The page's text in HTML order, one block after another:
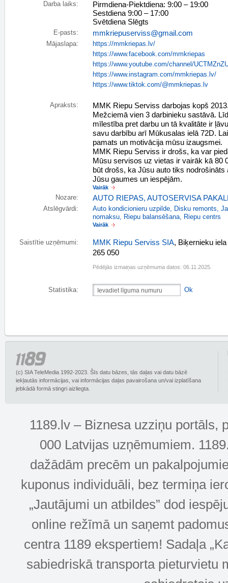
Darba laiks:
Pirmdiena-Piektdiena: 9:00 – 19:00
Sestdiena 9:00 – 17:00
Svētdiena Slēgts
E-pasts: mmkriepuserviss@gmail.com
Mājaslapa:
https://mmkriepas.lv/
https://www.facebook.com/mmkriepas
https://www.youtube.com/channel/
https://www.instagram.com/mmkriepas.lv/
https://www.tiktok.com/@mmkriepas.lv
Apraksts:
MMK Riepu Serviss darbojas kopš
Mežciemā vien 3 darbinieku sastāvā.
mīlestība pret darbu un tā kvalitāte ir
savu darbību arī Mūkusalas ielā 72D.
pamats un motivācija mūsu izaugsmei.
MMK Riepu Serviss ir drošs, ka var
Mūsu servisos uz vietas ir vairāk kā 80
būt drošs, ka Jūsu auto tiks
Jūsu gaumes un iespējām.
Vairāk
Nozare: AUTO RIEPAS, AUTOSERVISA
Atslēgvārdi: Auto kondicionieru uzpilde, Disku remonts,
nomaksu, Riepu balansēšana, Riepu centrs
Vairāk
Saistītie uzņēmumi: MMK Riepu Serviss SIA, Biķernieku
265 050
Pēdējās izmaiņas uzņēmuma datos: 06.11.2025.
Statistika: Ok
(c) SIA TeleMedia 1992-2023. Šīs datu bāzes, tās daļas vai datu bāzē
iekļautās informācijas, vai informācijas daļas pavairošana un/vai izplatīšana
jebkādā formā stingri aizliegta.
1189.lv – Biznesa uzziņu portāls,
000 Latvijas uzņēmumiem.
dažādām precēm un
kuponus individuāli, bez termiņa
„Jautājumi un atbildes” dod
online režīmā un saņemt
centra 1189 ekspertiem! Sadaļa
sabiedriskā transporta pieturvietu